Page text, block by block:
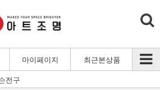
마이페이지
최근본상품
전구